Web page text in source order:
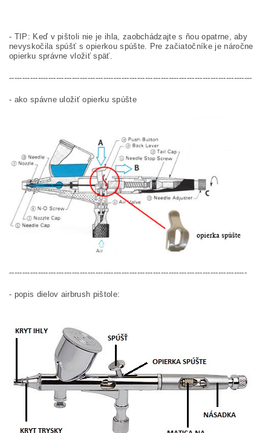
- TIP: Keď v pištoli nie je ihla, zaobchádzajte s ňou opatrne, aby
nevyskočila spúšť s opierkou spúšte. Pre začiatočníke je náročne
opierku správne vložiť späť.
---------------------------------------------------------------------------------------------
- ako spávne uložiť opierku spúšte
-------------------------------------------------------------------------------------------
- popis dielov airbrush pištole: